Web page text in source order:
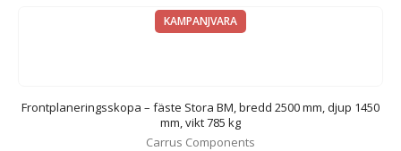
KAMPANJVARA
Frontplaneringsskopa – fäste Stora BM, bredd 2500 mm, djup 1450
mm, vikt 785 kg
Carrus Components